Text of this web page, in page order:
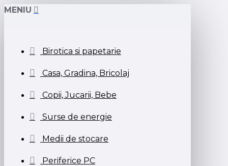
MENIU
Birotica si papetarie
Casa, Gradina, Bricolaj
Copii, Jucarii, Bebe
Surse de energie
Medii de stocare
Periferice PC